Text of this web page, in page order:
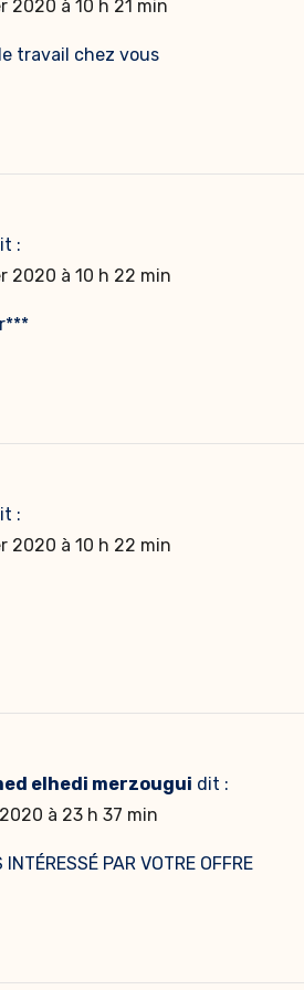
2020 à 10 h 21 min
travail chez vous
:
2020 à 10 h 22 min
:
2020 à 10 h 22 min
elhedi merzougui dit :
à 23 h 37 min
PAR VOTRE OFFRE